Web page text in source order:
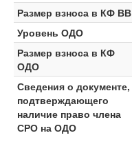
Размер взноса в КФ ВВ
Уровень ОДО
Размер взноса в КФ
ОДО
Сведения о документе,
подтверждающего
наличие право члена
СРО на ОДО